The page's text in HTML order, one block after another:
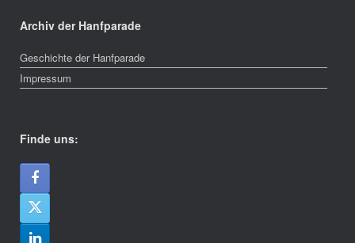
Archiv der Hanfparade
Geschichte der Hanfparade
Impressum
Finde uns: